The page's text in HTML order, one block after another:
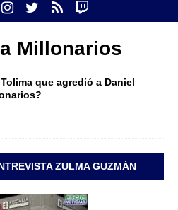
Millonarios
que agredió a Daniel
ZULMA GUZMÁN